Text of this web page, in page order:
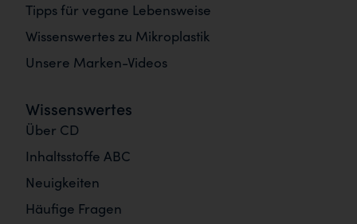
Tipps für vegane Lebensweise
Wissenswertes zu Mikroplastik
Unsere Marken-Videos
Wissenswertes
Über CD
Inhaltsstoffe ABC
Neuigkeiten
Häufige Fragen